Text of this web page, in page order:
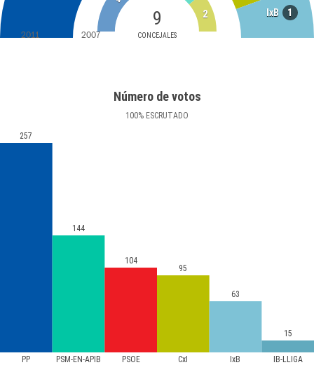
IxB 1
9
CONCEJALES
2
2011 2007
Número de votos
100% ESCRUTADO
PP PSM-EN-APIB PSOE CxI IxB IB-LLIGA
257
144
104
95
63
15